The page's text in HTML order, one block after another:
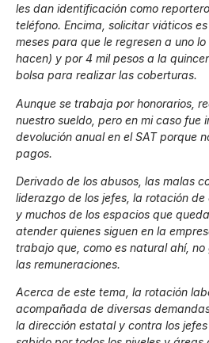
les dan identificación como
teléfono. Encima, solicitar viáticos
meses para que le regresen a uno
hacen) y por 4 mil pesos a la
bolsa para realizar las coberturas.
Aunque se trabaja por honorarios,
nuestro sueldo, pero en mi caso fue
devolución anual en el SAT porque
pagos.
Derivado de los abusos, las malas
liderazgo de los jefes, la rotación
y muchos de los espacios que
atender quienes siguen en la
trabajo que, como es natural ahí,
las remuneraciones.
Acerca de este tema, la rotación
acompañada de diversas
la dirección estatal y contra los